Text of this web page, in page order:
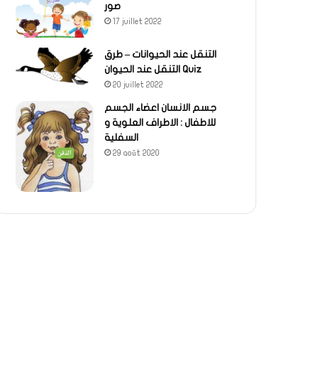
صور
17 juillet 2022
التنقل عند الحيوانات – طرق
التنقل عند الحيوان Quiz
20 juillet 2022
جسم الانسان اعضاء الجسم
للاطفال : الاطراف العلوية و
السفلية
29 août 2020